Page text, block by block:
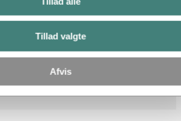
Tillad valgte
Afvis
40